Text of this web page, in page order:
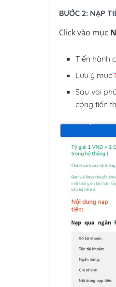
BƯỚC 2: NẠP
Click vào mục
Tiến hành
Lưu ý mục
Sau vài
cộng tiền